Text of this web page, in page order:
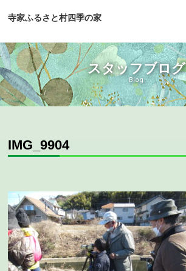
寺家ふるさと村四季の家
スタッフブログ
Blog
IMG_9904